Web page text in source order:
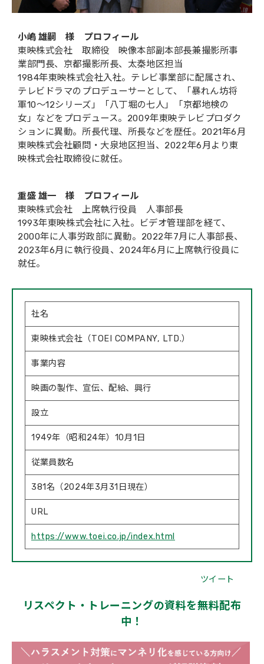
小嶋 雄嗣 様 プロフィール
東映株式会社 取締役 映像本部副本部長兼撮影所事
業部門長、京都撮影所長、太秦地区担当
1984年東映株式会社入社。テレビ事業部に配属され、
テレビドラマのプロデューサーとして、「暴れん坊将
軍10〜12シリーズ」「八丁堀の七人」「京都地検の
女」などをプロデュース。2009年東映テレビプロダク
ションに異動。所長代理、所長などを歴任。2021年6月
東映株式会社顧問・大泉地区担当、2022年6月より東
映株式会社取締役に就任。
重盛 雄一 様 プロフィール
東映株式会社 上席執行役員 人事部長
1993年東映株式会社に入社。ビデオ管理部を経て、
2000年に人事労政部に異動。2022年7月に人事部長、
2023年6月に執行役員、2024年6月に上席執行役員に
就任。
社名
東映株式会社（TOEI COMPANY, LTD.）
事業内容
映画の製作、宣伝、配給、興行
設立
1949年（昭和24年）10月1日
従業員数名
381名（2024年3月31日現在）
URL
https://www.toei.co.jp/index.html
ツイート
リスペクト・トレーニングの資料を無料配布
中！